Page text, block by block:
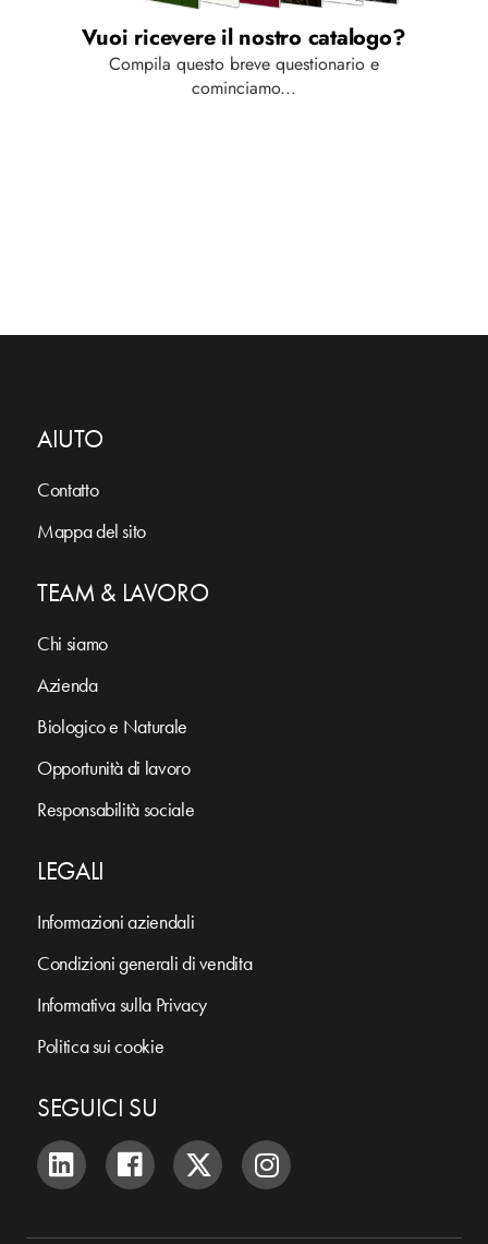
AIUTO
Contatto
Mappa del sito
TEAM & LAVORO
Chi siamo
Azienda
Biologico e Naturale
Opportunità di lavoro
Responsabilità sociale
LEGALI
Informazioni aziendali
Condizioni generali di vendita
Informativa sulla Privacy
Politica sui cookie
SEGUICI SU